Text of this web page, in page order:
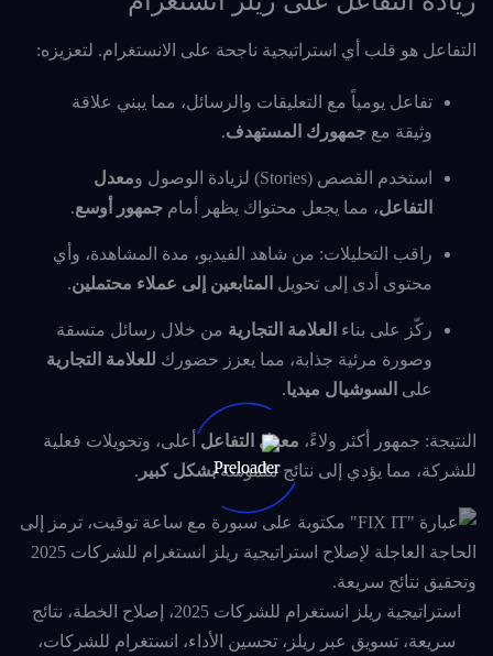
التفاعل هو قلب أي استراتيجية ناجحة على الانستغرام. لتعزيزه:
تفاعل يومياً مع التعليقات والرسائل، مما يبني علاقة
وثيقة مع جمهورك المستهدف.
استخدم القصص (Stories) لزيادة الوصول و
معدل
التفاعل، مما يجعل محتواك يظهر أمام جمهور أوسع.
راقب التحليلات: من شاهد الفيديو، مدة المشاهدة، وأي
محتوى أدى إلى تحويل المتابعين إلى عملاء محتملين.
ركّز على بناء العلامة التجارية من خلال رسائل متسقة
وصورة مرئية جذابة، مما يعزز حضورك للعلامة التجارية
على السوشيال ميديا.
النتيجة: جمهور أكثر ولاءً، معدل التفاعل أعلى، وتحويلات فعلية
للشركة، مما يؤدي إلى نتائج ملموسةبشكل كبير .
استراتيجية ريلز انستغرام للشركات 2025، إصلاح الخطة، نتائج
سريعة، تسويق عبر ريلز، تحسين الأداء، انستغرام للشركات،